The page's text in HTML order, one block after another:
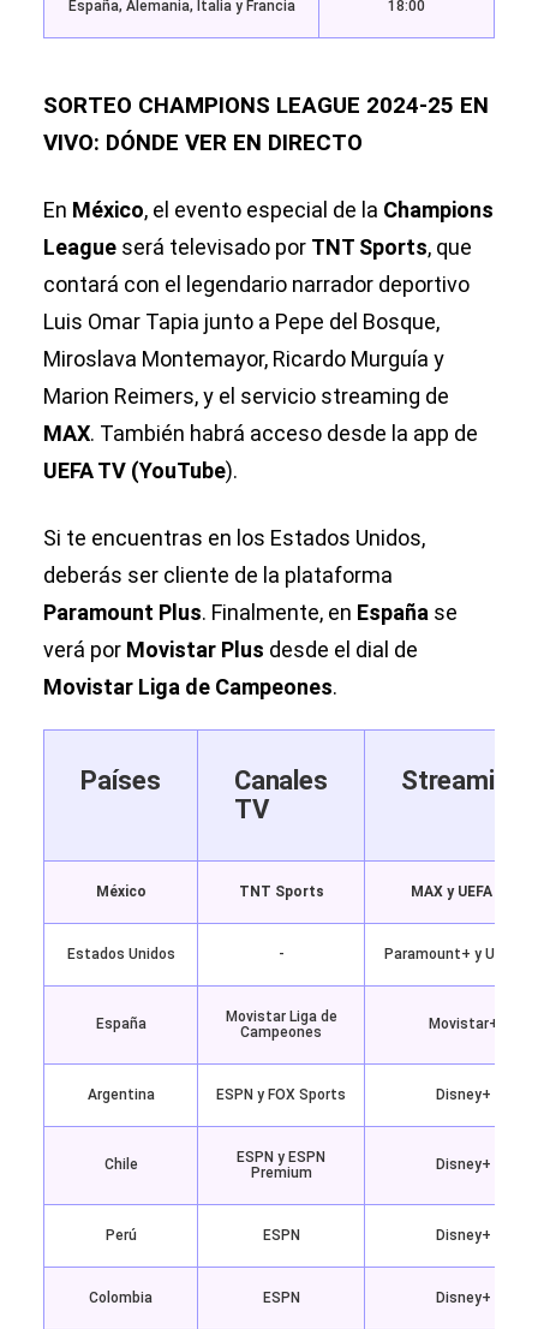
España, Alemania, Italia y Francia 18:00
SORTEO CHAMPIONS LEAGUE 2024-25 EN
VIVO: DÓNDE VER EN DIRECTO
En México, el evento especial de la Champions
League será televisado por TNT Sports, que
contará con el legendario narrador deportivo
Luis Omar Tapia junto a Pepe del Bosque,
Miroslava Montemayor, Ricardo Murguía y
Marion Reimers, y el servicio streaming de
MAX. También habrá acceso desde la app de
UEFA TV (YouTube).
Si te encuentras en los Estados Unidos,
deberás ser cliente de la plataforma
Paramount Plus. Finalmente, en España se
verá por Movistar Plus desde el dial de
Movistar Liga de Campeones.
Países
Canales
TV
Streaming
México TNT Sports MAX y UEFA TV
Estados Unidos - Paramount+ y UEFA
España
Movistar Liga de
Campeones
Movistar+
Argentina ESPN y FOX Sports Disney+
Chile
ESPN y ESPN
Premium
Disney+
Perú ESPN Disney+
Colombia ESPN Disney+